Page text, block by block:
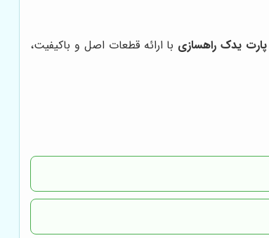
پارت یدک راهسازی با ارائه قطعات اصل و باکیفیت،